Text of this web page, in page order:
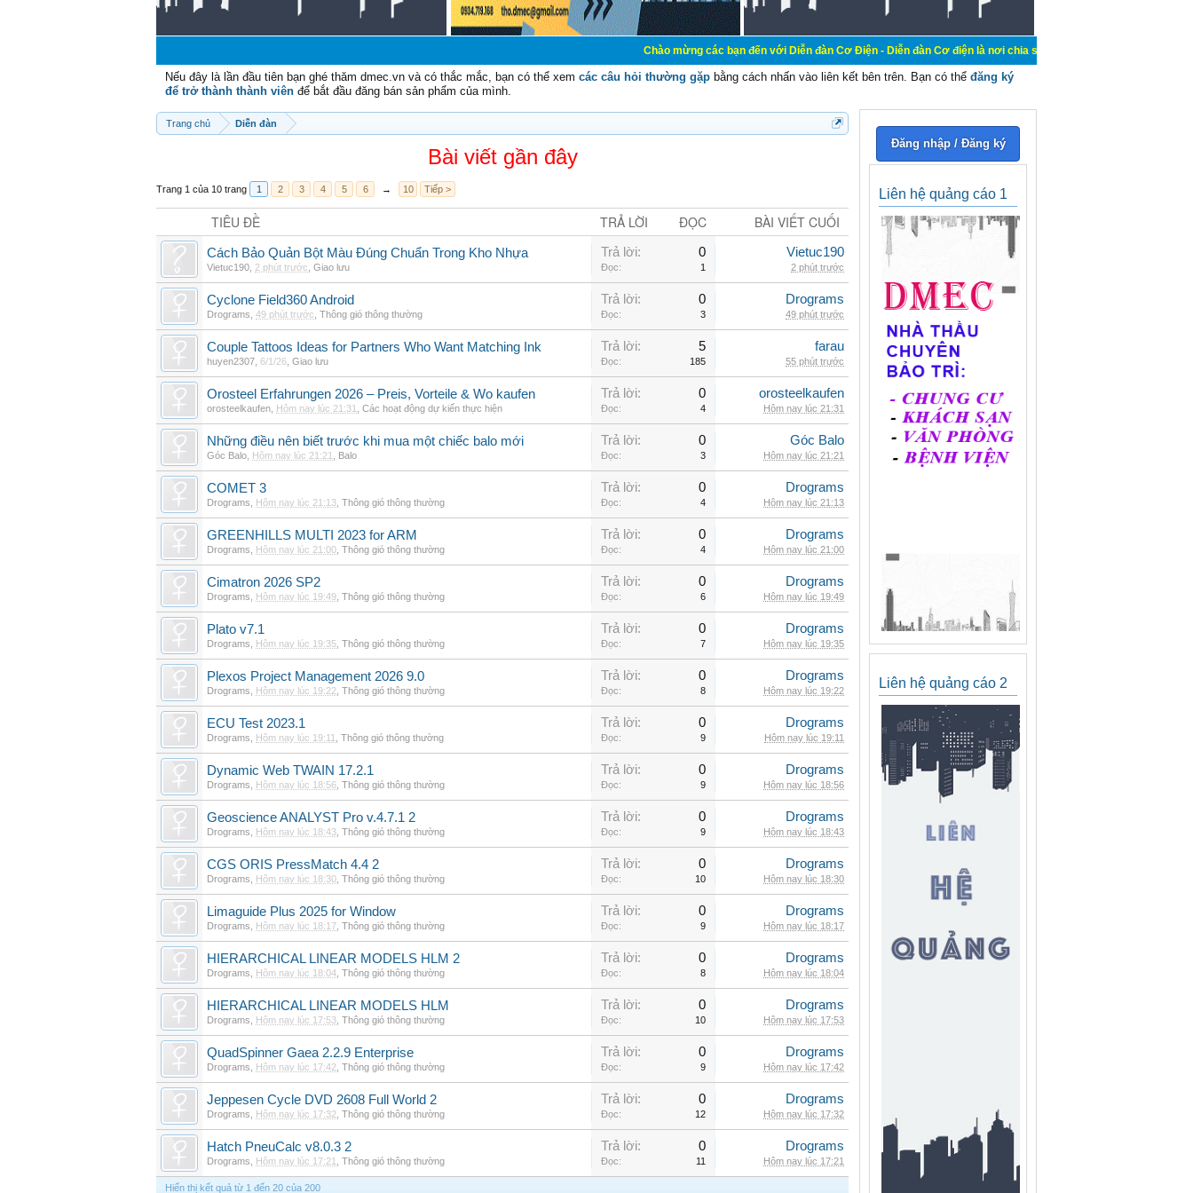
Chào mừng các bạn đến với Diễn đàn Cơ Điện - Diễn đàn Cơ điện là nơi chia sẽ kiến thức kinh nghiệm trong lãnh vực
Nếu đây là lần đầu tiên bạn ghé thăm dmec.vn và có thắc mắc, bạn có thể xem các câu hỏi thường gặp bằng cách nhấn vào liên kết bên trên. Bạn có thể đăng ký
để trở thành thành viên để bắt đầu đăng bán sản phẩm của mình.
Trang chủ Diễn đàn
Bài viết gần đây
Trang 1 của 10 trang 1 2 3 4 5 6 → 10 Tiếp >
TIÊU ĐỀ TRẢ LỜI ĐỌC BÀI VIẾT CUỐI
Cách Bảo Quản Bột Màu Đúng Chuẩn Trong Kho Nhựa
Vietuc190 2 phút trước Giao lưu
Trả lời: 0
Đọc: 1
Vietuc190
2 phút trước
Cyclone Field360 Android
Drograms 49 phút trước Thông gió thông thường
Trả lời: 0
Đọc: 3
Drograms
49 phút trước
Couple Tattoos Ideas for Partners Who Want Matching Ink
huyen2307 6/1/26 Giao lưu
Trả lời: 5
Đọc: 185
farau
55 phút trước
Orosteel Erfahrungen 2026 – Preis, Vorteile & Wo kaufen
orosteelkaufen Hôm nay lúc 21:31 Các hoạt động dự kiến thực hiện
Trả lời: 0
Đọc: 4
orosteelkaufen
Hôm nay lúc 21:31
Những điều nên biết trước khi mua một chiếc balo mới
Góc Balo Hôm nay lúc 21:21 Balo
Trả lời: 0
Đọc: 3
Góc Balo
Hôm nay lúc 21:21
COMET 3
Drograms Hôm nay lúc 21:13 Thông gió thông thường
Trả lời: 0
Đọc: 4
Drograms
Hôm nay lúc 21:13
GREENHILLS MULTI 2023 for ARM
Drograms Hôm nay lúc 21:00 Thông gió thông thường
Trả lời: 0
Đọc: 4
Drograms
Hôm nay lúc 21:00
Cimatron 2026 SP2
Drograms Hôm nay lúc 19:49 Thông gió thông thường
Trả lời: 0
Đọc: 6
Drograms
Hôm nay lúc 19:49
Plato v7.1
Drograms Hôm nay lúc 19:35 Thông gió thông thường
Trả lời: 0
Đọc: 7
Drograms
Hôm nay lúc 19:35
Plexos Project Management 2026 9.0
Drograms Hôm nay lúc 19:22 Thông gió thông thường
Trả lời: 0
Đọc: 8
Drograms
Hôm nay lúc 19:22
ECU Test 2023.1
Drograms Hôm nay lúc 19:11 Thông gió thông thường
Trả lời: 0
Đọc: 9
Drograms
Hôm nay lúc 19:11
Dynamic Web TWAIN 17.2.1
Drograms Hôm nay lúc 18:56 Thông gió thông thường
Trả lời: 0
Đọc: 9
Drograms
Hôm nay lúc 18:56
Geoscience ANALYST Pro v.4.7.1 2
Drograms Hôm nay lúc 18:43 Thông gió thông thường
Trả lời: 0
Đọc: 9
Drograms
Hôm nay lúc 18:43
CGS ORIS PressMatch 4.4 2
Drograms Hôm nay lúc 18:30 Thông gió thông thường
Trả lời: 0
Đọc: 10
Drograms
Hôm nay lúc 18:30
Limaguide Plus 2025 for Window
Drograms Hôm nay lúc 18:17 Thông gió thông thường
Trả lời: 0
Đọc: 9
Drograms
Hôm nay lúc 18:17
HIERARCHICAL LINEAR MODELS HLM 2
Drograms Hôm nay lúc 18:04 Thông gió thông thường
Trả lời: 0
Đọc: 8
Drograms
Hôm nay lúc 18:04
HIERARCHICAL LINEAR MODELS HLM
Drograms Hôm nay lúc 17:53 Thông gió thông thường
Trả lời: 0
Đọc: 10
Drograms
Hôm nay lúc 17:53
QuadSpinner Gaea 2.2.9 Enterprise
Drograms Hôm nay lúc 17:42 Thông gió thông thường
Trả lời: 0
Đọc: 9
Drograms
Hôm nay lúc 17:42
Jeppesen Cycle DVD 2608 Full World 2
Drograms Hôm nay lúc 17:32 Thông gió thông thường
Trả lời: 0
Đọc: 12
Drograms
Hôm nay lúc 17:32
Hatch PneuCalc v8.0.3 2
Drograms Hôm nay lúc 17:21 Thông gió thông thường
Trả lời: 0
Đọc: 11
Drograms
Hôm nay lúc 17:21
Hiển thị kết quả từ 1 đến 20 của 200
Đăng nhập / Đăng ký
Liên hệ quảng cáo 1
Liên hệ quảng cáo 2